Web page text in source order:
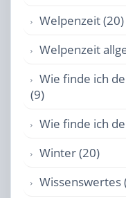
Welpenzeit (20)
Welpenzeit
Wie finde ich
(9)
Wie finde ich
Winter (20)
Wissenswertes